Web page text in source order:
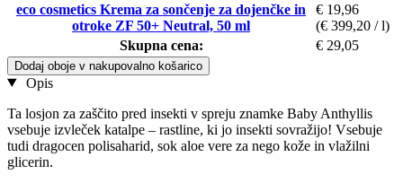
eco cosmetics Krema za sončenje za dojenčke in
otroke ZF 50+ Neutral, 50 ml
€ 19,96
(€ 399,20 / l)
Skupna cena:
€ 29,05
Dodaj oboje v nakupovalno košarico
Opis
Ta losjon za zaščito pred insekti v spreju znamke Baby Anthyllis
vsebuje izvleček katalpe – rastline, ki jo insekti sovražijo! Vsebuje
tudi dragocen polisaharid, sok aloe vere za nego kože in vlažilni
glicerin.